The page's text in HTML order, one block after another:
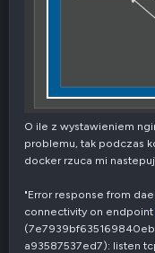
O ile z wystawieniem
problemu, tak podczas
docker rzuca mi
"Error response from
connectivity on endpoint
a93587537ed7): listen